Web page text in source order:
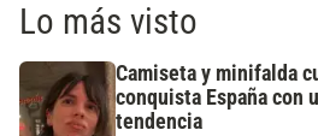
Lo más visto
Camiseta y minifalda
conquista España con
tendencia